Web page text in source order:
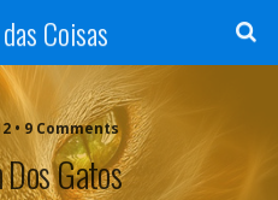
Coisas
• 9 Comments
Gatos